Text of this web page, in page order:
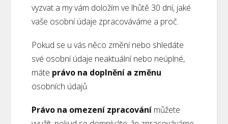
vyzvat a my vám doložím ve lhůtě 30 dní, jaké
vaše osobní údaje zpracováváme a proč.
Pokud se u vás něco změní nebo shledáte
své osobní údaje neaktuální nebo neúplné,
máte právo na doplnění a změnu
osobních údajů.
Právo na omezení zpracování můžete